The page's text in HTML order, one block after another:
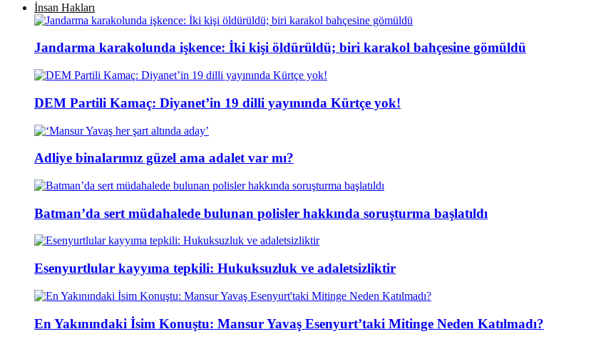
İnsan Hakları
Jandarma karakolunda işkence: İki kişi öldürüldü; biri karakol bahçesine gömüldü
DEM Partili Kamaç: Diyanet’in 19 dilli yayınında Kürtçe yok!
Adliye binalarımız güzel ama adalet var mı?
Batman’da sert müdahalede bulunan polisler hakkında soruşturma başlatıldı
Esenyurtlular kayyıma tepkili: Hukuksuzluk ve adaletsizliktir
En Yakınındaki İsim Konuştu: Mansur Yavaş Esenyurt’taki Mitinge Neden Katılmadı?